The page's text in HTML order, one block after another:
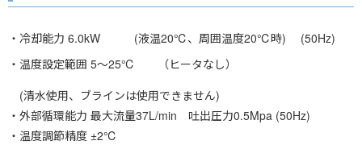
・冷却能力 6.0kW (液温20℃、周囲温度20℃時) (50Hz)
・温度設定範囲 5～25℃ （ヒータなし）
(清水使用、ブラインは使用できません)
・外部循環能力 最大流量37L/min 吐出圧力0.5Mpa (50Hz)
・温度調節精度 ±2℃